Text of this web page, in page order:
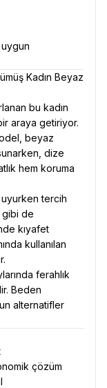
Kadın Beyaz
bu kadın
araya getiriyor.
beyaz
dize
hem koruma
tercih
gibi de
kıyafet
kullanılan
ferahlık
Beden
alternatifler
çözüm